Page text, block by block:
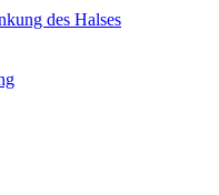
des Halses